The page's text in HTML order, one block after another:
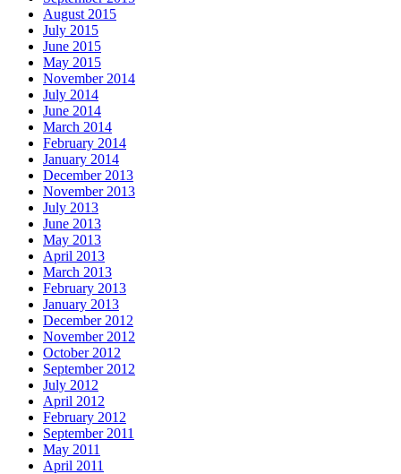
August 2015
July 2015
June 2015
May 2015
November 2014
July 2014
June 2014
March 2014
February 2014
January 2014
December 2013
November 2013
July 2013
June 2013
May 2013
April 2013
March 2013
February 2013
January 2013
December 2012
November 2012
October 2012
September 2012
July 2012
April 2012
February 2012
September 2011
May 2011
April 2011